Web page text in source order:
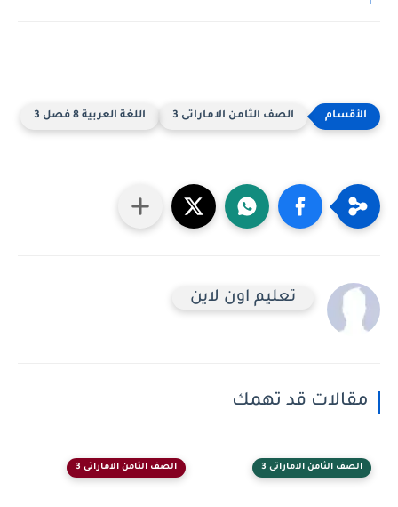
الصف الثامن الاماراتى 3 اللغة العربية 8 فصل 3
تعليم اون لاين
مقالات قد تهمك
الصف الثامن الاماراتى 3 الصف الثامن الاماراتى 3